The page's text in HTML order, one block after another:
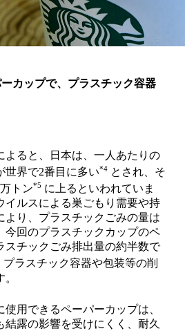
カップで、プラスチック容器
よると、日本は、一人あたりの
世界で2番目に多い*4 とされ、そ
トン*5 に上るといわれていま
イルスによる巣ごもり需要や持
より、プラスチックごみの量は
今回のプラスチックカップのペ
スチックごみ排出量の約半数で
プラスチック容器や包装等の削
用できるペーパーカップは、
露の影響を受けにくく、耐久